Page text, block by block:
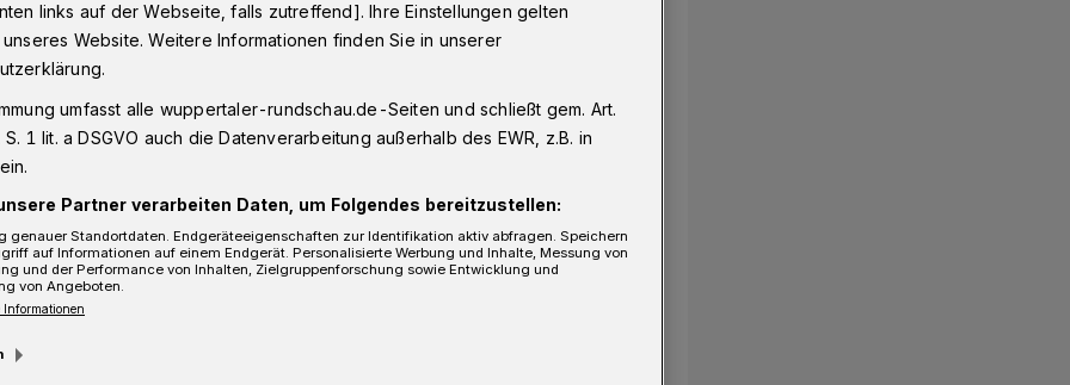
zwei Clan-Familien um eine Shisha-
Messerstecherei am Kipdorf
Mitglieder der einen Familie auf zwei
Messern und Kurzschwertern
beiden Opfer hatte den Angriff nicht
bereits zu hohen Jugendstrafen
Täter waren in die Ukraine geflohen
Landgericht verantworten.
links auf der Webseite, falls zutreffend]. Ihre Einstellungen gelten
Website. Weitere Informationen finden Sie in unserer
umfasst alle wuppertaler-rundschau.de-Seiten und schließt gem. Art.
1 lit. a DSGVO auch die Datenverarbeitung außerhalb des EWR, z.B. in
Partner verarbeiten Daten, um Folgendes bereitzustellen:
genauer Standortdaten. Endgeräteeigenschaften zur Identifikation aktiv abfragen. Speichern
auf Informationen auf einem Endgerät. Personalisierte Werbung und Inhalte, Messung von
und der Performance von Inhalten, Zielgruppenforschung sowie Entwicklung und
von Angeboten.